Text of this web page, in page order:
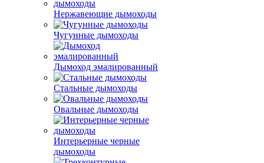
Нержавеющие дымоходы
Чугунные дымоходы
Дымоход эмалированный
Стальные дымоходы
Овальные дымоходы
Интерьерные черные
дымоходы